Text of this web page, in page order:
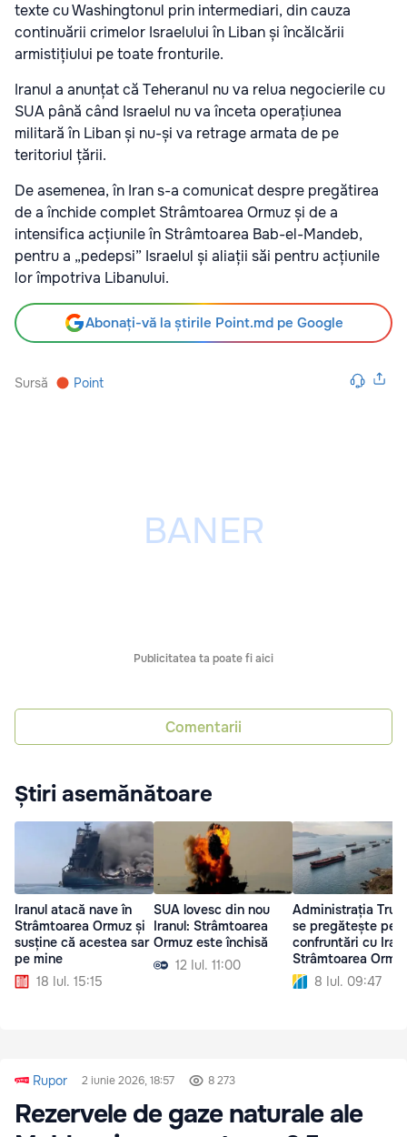
texte cu Washingtonul prin intermediari, din cauza
continuării crimelor Israelului în Liban și încălcării
armistițiului pe toate fronturile.
Iranul a anunțat că Teheranul nu va relua negocierile cu
SUA până când Israelul nu va înceta operațiunea
militară în Liban și nu-și va retrage armata de pe
teritoriul țării.
De asemenea, în Iran s-a comunicat despre pregătirea
de a închide complet Strâmtoarea Ormuz și de a
intensifica acțiunile în Strâmtoarea Bab-el-Mandeb,
pentru a „pedepsi” Israelul și aliații săi pentru acțiunile
lor împotriva Libanului.
Abonați-vă la știrile Point.md pe Google
Sursă Point
Publicitatea ta poate fi aici
Comentarii
Știri asemănătoare
Iranul atacă nave în
Strâmtoarea Ormuz și
susține că acestea sar
pe mine
18 Iul. 15:15
SUA lovesc din nou
Iranul: Strâmtoarea
Ormuz este închisă
12 Iul. 11:00
Administrația
se pregătește
confruntări cu
Strâmtoarea
8 Iul. 09:47
Rupor 2 iunie 2026, 18:57 8 273
Rezervele de gaze naturale ale